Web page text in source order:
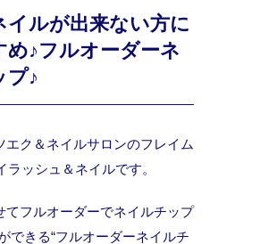
イルが出来ない方に
め♪フルオーダーネ
プ♪
エク＆ネイルサロンのフレイム
ラッシュ＆ネイルです。
てフルオーダーでネイルチップ
できる“フルオーダーネイルチ